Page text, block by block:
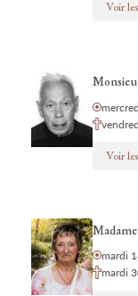
Voir
Voir
mardi
mardi